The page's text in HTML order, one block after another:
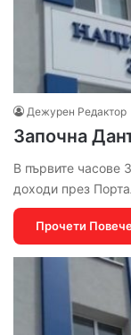
Дежурен Редактор
Започна
В първите часове
доходи през
Прочети